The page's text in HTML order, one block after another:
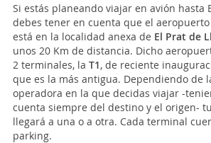
Si estás planeando viajar en avión hasta
debes tener en cuenta que el
está en la localidad anexa de El Prat de
unos 20 Km de distancia. Dicho
2 terminales, la T1, de reciente
que es la más antigua. Dependiendo de
operadora en la que decidas viajar -
cuenta siempre del destino y el origen-
llegará a una o a otra. Cada terminal
parking.